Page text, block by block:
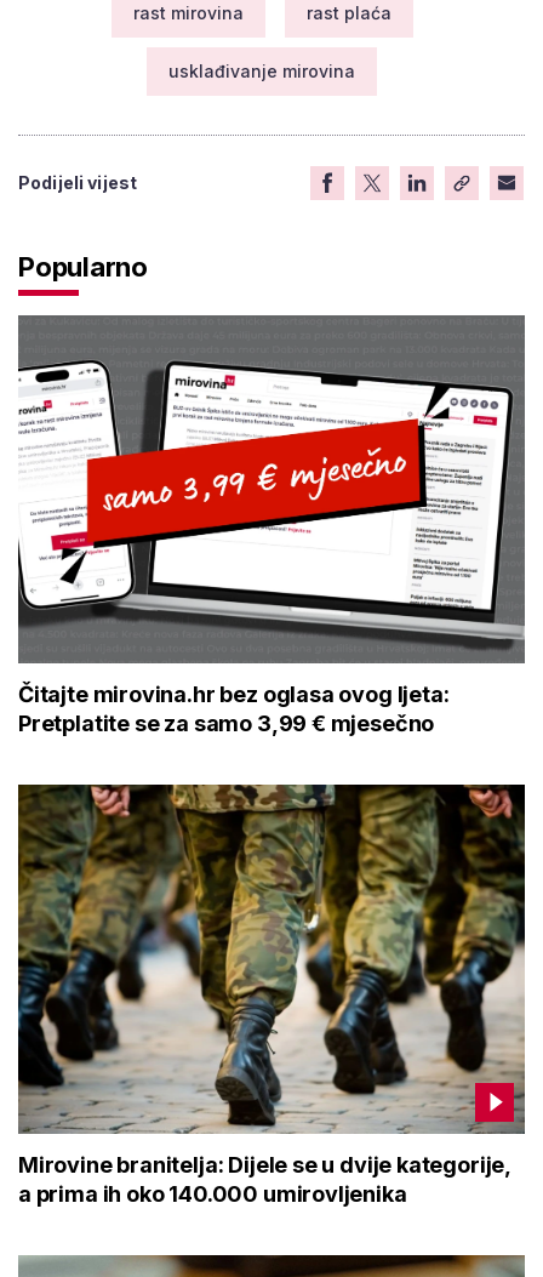
rast mirovina rast plaća
usklađivanje mirovina
Podijeli vijest
Popularno
Čitajte mirovina.hr bez oglasa ovog ljeta:
Pretplatite se za samo 3,99 € mjesečno
Mirovine branitelja: Dijele se u dvije kategorije,
a prima ih oko 140.000 umirovljenika